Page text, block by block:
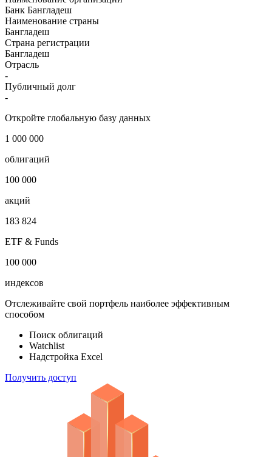
Банк Бангладеш
Наименование страны
Бангладеш
Страна регистрации
Бангладеш
Отрасль
-
Публичный долг
-
Откройте глобальную базу данных
1 000 000
облигаций
100 000
акций
183 824
ETF & Funds
100 000
индексов
Отслеживайте свой портфель наиболее эффективным
способом
Поиск облигаций
Watchlist
Надстройка Excel
Получить доступ